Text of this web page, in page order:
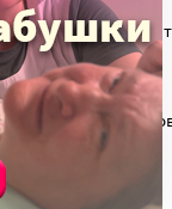
но регулярный
благодаря
читателей. На